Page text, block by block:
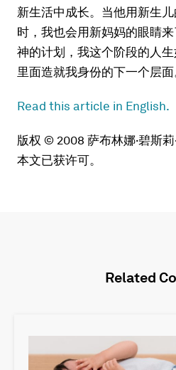
新生活中成长。当他用新生
时，我也会用新妈妈的眼睛
神的计划，我这个阶段的人
里面造就我身份的下一个层面
Read this article in English.
版权 © 2008 萨布林娜·碧斯莉
本文已获许可。
Related